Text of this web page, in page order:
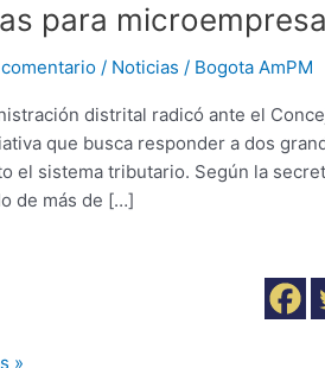
para
/ Noticias / Bogota AmPM
distrital radicó ante el
que busca responder a dos
el sistema tributario. Según la
de más de […]
»